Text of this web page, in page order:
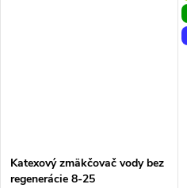
Katexový zmäkčovač vody bez
regenerácie 8-25